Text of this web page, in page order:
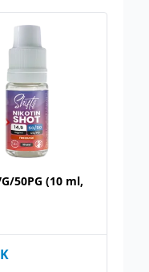
50PG (10 ml,